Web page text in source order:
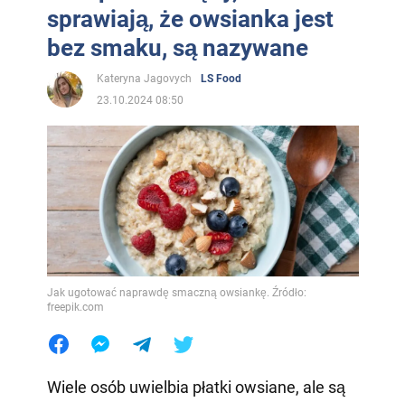
sprawiają, że owsianka jest
bez smaku, są nazywane
Kateryna Jagovych
LS Food
23.10.2024 08:50
Jak ugotować naprawdę smaczną owsiankę. Źródło:
freepik.com
Wiele osób uwielbia płatki owsiane, ale są